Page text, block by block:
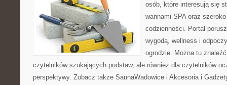
osób, które interesują się
wannami SPA oraz
codzienności. Portal
wygodą, wellness i
ogrodzie. Można tu
czytelników szukających podstaw, ale również dla czytelników
perspektywy. Zobacz także SaunaWadowice i Akcesoria i